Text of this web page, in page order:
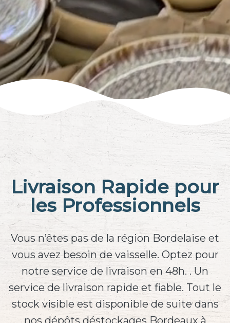
Livraison Rapide pour
les Professionnels
Vous n’êtes pas de la région Bordelaise et
vous avez besoin de vaisselle. Optez pour
notre service de livraison en 48h. . Un
service de livraison rapide et fiable. Tout le
stock visible est disponible de suite dans